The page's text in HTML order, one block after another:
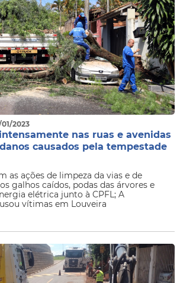
01/2023
nas ruas e avenidas
causados pela tempestade
as ações de limpeza da vias e de
galhos caídos, podas das árvores e
elétrica junto à CPFL; A
vítimas em Louveira